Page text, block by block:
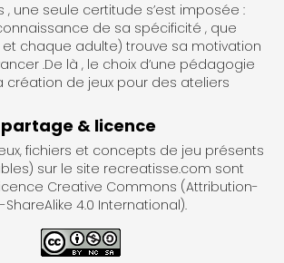
, une seule certitude s’est imposée :
de sa spécificité , que
chaque adulte) trouve sa motivation
.De là , le choix d’une pédagogie
création de jeux pour des ateliers
& licence
fichiers et concepts de jeu présents
sur le site recreatisse.com sont
Creative Commons (Attribution-
4.0 International).